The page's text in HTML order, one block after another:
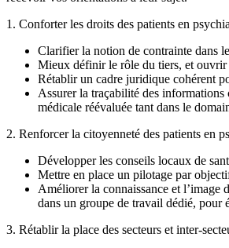
1. Conforter les droits des patients en
Clarifier la notion de contrainte dans
Mieux définir le rôle du tiers, et ouvrir
Rétablir un cadre juridique cohérent
Assurer la traçabilité des informations
médicale réévaluée tant dans le
2. Renforcer la citoyenneté des patients en
Développer les conseils locaux de
Mettre en place un pilotage par
Améliorer la connaissance et l’image
dans un groupe de travail dédié, pour
3. Rétablir la place des secteurs et inter-